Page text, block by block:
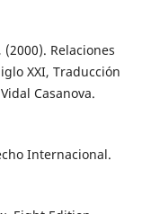
(2000). Relaciones
XXI, Traducción
Casanova.
Internacional.